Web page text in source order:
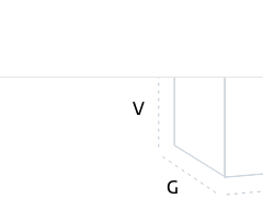
V
G